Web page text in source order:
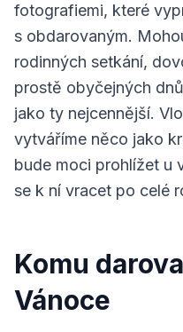
fotografiemi, které
s obdarovaným.
rodinných setkání,
prostě obyčejných
jako ty nejcennější.
vytváříme něco jako
bude moci prohlížet u
se k ní vracet po celé
Komu
Vánoce